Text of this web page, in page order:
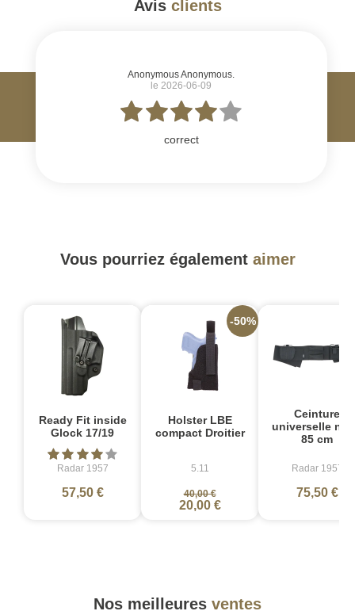
Avis clients
Anonymous Anonymous.
le 2026-06-09
correct
Vous pourriez également aimer
Ready Fit inside
Glock 17/19
Radar 1957
57,50 €
Holster LBE
compact Droitier
5.11
40,00 €
20,00 €
-50%
Ceinture
universelle
85 cm
Radar 1957
75,50 €
Nos meilleures ventes